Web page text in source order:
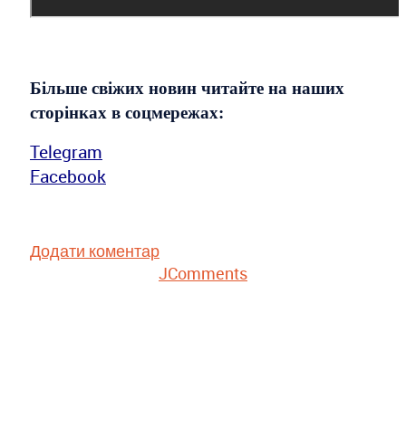
Більше свіжих новин читайте на наших
сторінках в соцмережах:
Telegram
Facebook
Додати коментар
JComments